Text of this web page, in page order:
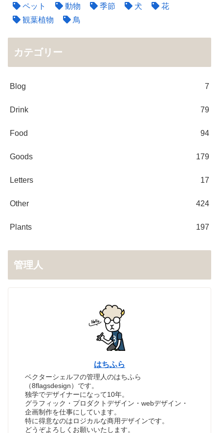
ペット
動物 季節 犬
花
観葉植物
鳥
カテゴリー
Blog 7
Drink 79
Food 94
Goods 179
Letters 17
Other 424
Plants 197
管理人
はちふら
ベクターシェルフの管理人のはちふら
（8flagsdesign）です。
独学でデザイナーになって10年。
グラフィック・プロダクトデザイン・webデザイン・
企画制作を仕事にしています。
特に得意なのはロジカルな商用デザインです。
どうぞよろしくお願いいたします。